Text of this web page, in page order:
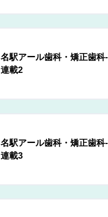
名駅アール歯科・矯正歯科
連載2
名駅アール歯科・矯正歯科
連載3